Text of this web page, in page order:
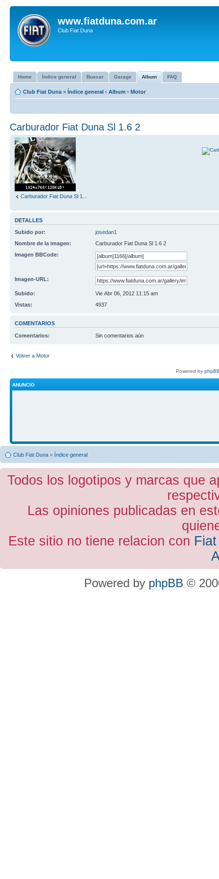
www.fiatduna.com.ar
Club Fiat Duna
Home Índice general Buscar Garage Album FAQ
Club Fiat Duna » Índice general ‹ Album ‹ Motor
Carburador Fiat Duna Sl 1.6 2
Carburador Fiat Duna Sl 1...
DETALLES
Subido por:
josedan1
Nombre de la imagen:
Carburador Fiat Duna Sl 1.6 2
Imagen BBCode:
Imagen-URL:
Subido:
Vie Abr 06, 2012 11:15 am
Vistas:
4937
COMENTARIOS
Comentarios: Sin comentarios aún
Volver a Motor
Powered by
ANUNCIO
Club Fiat Duna » Índice general
Todos los logotipos y marcas que
Las opiniones publicadas en
Este sitio no tiene relacion con
Powered by phpBB ©